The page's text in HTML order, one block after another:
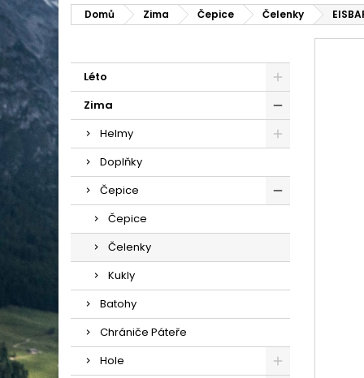
Domů Zima Čepice Čelenky
Léto
Zima
Helmy
Doplňky
Čepice
Čepice
Čelenky
Kukly
Batohy
Chrániče Páteře
Hole